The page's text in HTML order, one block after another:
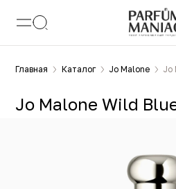
Главная Каталог Jo Malone Jo
Jo Malone Wild